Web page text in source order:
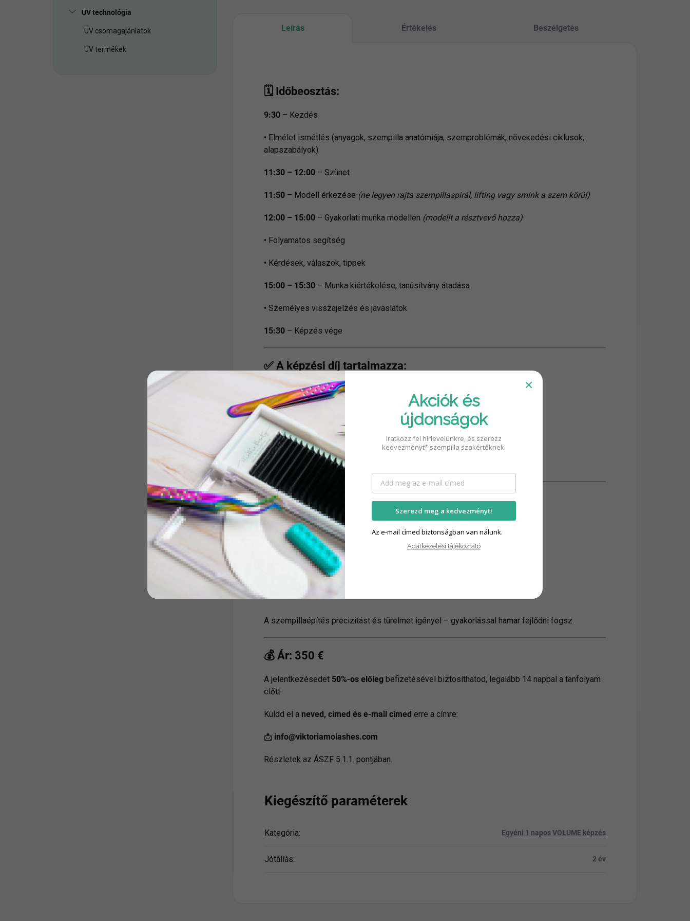
UV technológia
UV csomagajánlatok
UV termékek
Leírás Értékelés Beszélgetés
🗓 Időbeosztás:
9:30 – Kezdés
• Elmélet ismétlés (anyagok, szempilla anatómiája, szemproblémák, növekedési ciklusok,
alapszabályok)
11:30 – 12:00 – Szünet
11:50 – Modell érkezése (ne legyen rajta szempillaspirál, lifting vagy smink a szem körül)
12:00 – 15:00 – Gyakorlati munka modellen (modellt a résztvevő hozza)
• Folyamatos segítség
• Kérdések, válaszok, tippek
15:00 – 15:30 – Munka kiértékelése, tanúsítvány átadása
• Személyes visszajelzés és javaslatok
15:30 – Képzés vége
✅ A képzési díj tartalmazza:
Az összes szükséges anyagot a képzés alatt
Tanúsítvány
12% állandó kedvezmény a viktoriamolashes.sk oldalon
Online támogatás a képzés után
📌Fontos tudnivalók:
Modell legyen türelmes, nyugodt és ne legyen érzékeny szemű
Aznapne igyon kávét vagy teát (vízhajtó hatás miatt)
Hozd magaddal a
A cél:10 tökéletes pillasor, nem 100 gyenge minőségű
A szempillaépítés precizitást és türelmet igényel – gyakorlással hamar fejlődni fogsz.
💰 Ár: 350 €
A jelentkezésedet 50%-os előleg befizetésével biztosíthatod, legalább 14 nappal a tanfolyam
előtt.
Küldd el a neved, címed és e-mail címed erre a címre:
📩 info@viktoriamolashes.com
Részletek az ÁSZF 5.1.1. pontjában.
Kiegészítő paraméterek
Kategória: Egyéni 1 napos VOLUME képzés
Jótállás: 2 év
Akciók és
újdonságok
Iratkozz fel hírlevelünkre, és szerezz
kedvezményt* szempilla szakértőknek.
Szerezd meg a kedvezményt!
Az e-mail címed biztonságban van nálunk.
Adatkezelési tájékoztató